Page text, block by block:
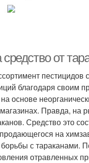
средство от
благодаря своим
на основе
Правда, на
Средство это
на
с тараканами.
отравленных